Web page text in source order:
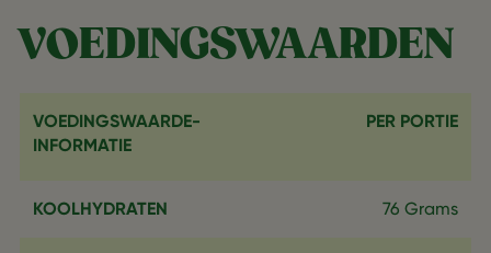
VOEDINGSWAARDEN
VOEDINGSWAARDE-
INFORMATIE
PER PORTIE
KOOLHYDRATEN 76 Grams